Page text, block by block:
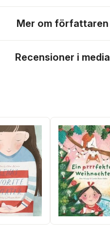
Mer om författaren
Recensioner i media